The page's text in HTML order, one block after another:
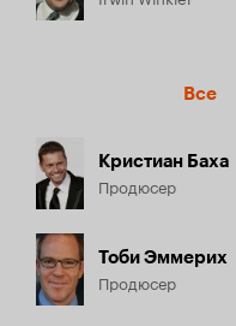
Все
Кристиан Баха
Продюсер
Тоби Эммерих
Продюсер